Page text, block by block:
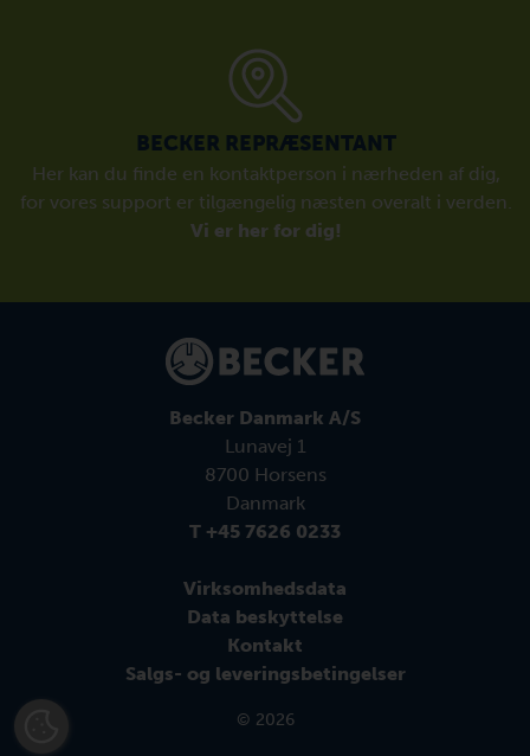
BECKER REPRÆSENTANT
Her kan du finde en kontaktperson i nærheden af dig,
for vores support er tilgængelig næsten overalt i verden.
Vi er her for dig!
Becker Danmark A/S
Lunavej 1
8700 Horsens
Danmark
T +45 7626 0233
Virksomhedsdata
Data beskyttelse
Kontakt
Salgs- og leveringsbetingelser
© 2026